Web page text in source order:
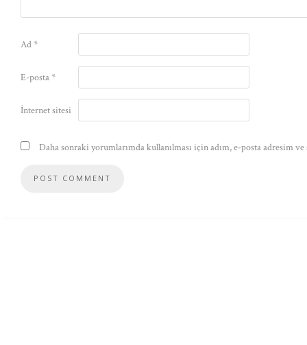
Ad*
E-posta*
İnternet sitesi
Daha sonraki yorumlarımda kullanılması için adım, e-posta adresim